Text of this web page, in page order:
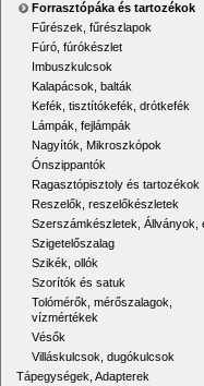
Forrasztópáka és tartozékok
Fűrészek, fűrészlapok
Fúró, fúrókészlet
Imbuszkulcsok
Kalapácsok, balták
Kefék, tisztítókefék, drótkefék
Lámpák, fejlámpák
Nagyítók, Mikroszkópok
Ónszippantók
Ragasztópisztoly és tartozékok
Reszelők, reszelőkészletek
Szerszámkészletek, Állványok,
Szigetelőszalag
Szikék, ollók
Szorítók és satuk
Tolómérők, mérőszalagok,
vízmértékek
Vésők
Villáskulcsok, dugókulcsok
Tápegységek, Adapterek